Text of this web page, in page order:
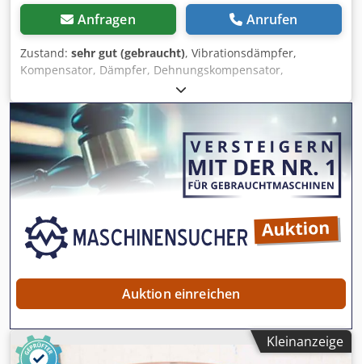
Anfragen Anrufen
Zustand: sehr gut (gebraucht), Vibrationsdämpfer,
Kompensator, Dämpfer, Dehnungskompensator,
Ausdehnungsstück, Axial- Kompensatoren,
Edelstahlkompensator, Stahl-Dehnungskompensator,
Stahl-Dehnungsfuge -Hersteller: SB Broneske,
Kompensator unbenutzt -Typ: SBF25.050 -Nennweite: Ø
270 mm / Länge 235 -Material: Balg Edelstahl -Lochkreis: Ø
335 / 18 mm -Anzahl: 5x Dämpfer vorhanden -Preis: pro
Stück -Abmessung: Ø 375 x 230 mm -Gewicht: 15,3 kg/St.
Auktion einreichen
Kleinanzeige